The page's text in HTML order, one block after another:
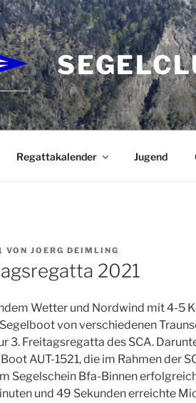
Regattakalender Jugend
VON JOERG DEIMLING
2021
Wetter und Nordwind mit 4-5
von verschiedenen
3. Freitagsregatta des SCA.
AUT-1521, die im Rahmen der
Segelschein Bfa-Binnen
und 49 Sekunden erreichte